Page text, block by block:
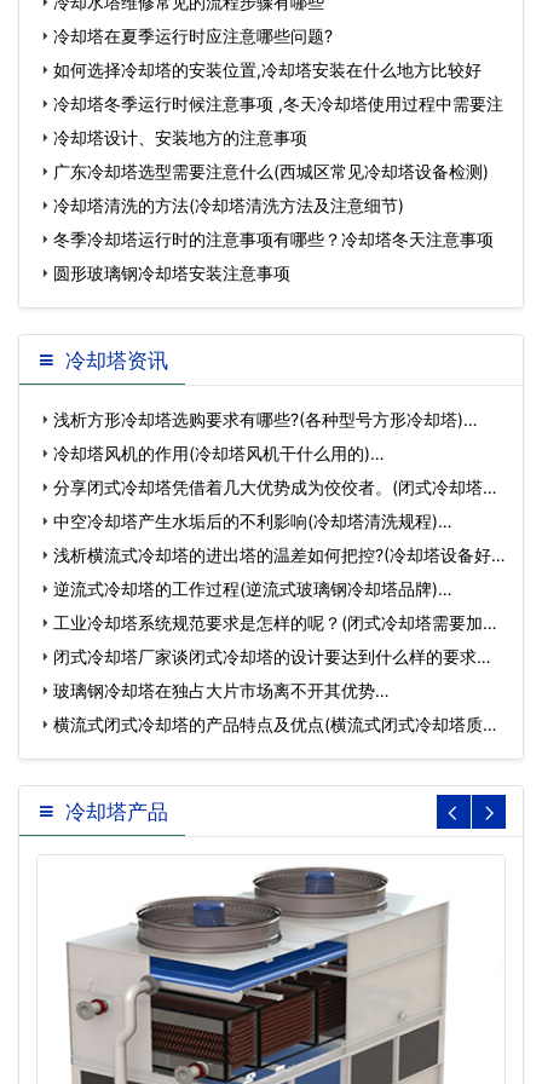
冷却塔在夏季运行时应注意哪些问题?
如何选择冷却塔的安装位置,冷却塔安装在什么地方比较好
冷却塔冬季运行时候注意事项 ,冬天冷却塔使用过程中需要注
冷却塔设计、安装地方的注意事项
广东冷却塔选型需要注意什么(西城区常见冷却塔设备检测)
冷却塔清洗的方法(冷却塔清洗方法及注意细节)
冬季冷却塔运行时的注意事项有哪些？冷却塔冬天注意事项
圆形玻璃钢冷却塔安装注意事项
冷却塔资讯
浅析方形冷却塔选购要求有哪些?(各种型号方形冷却塔)…
冷却塔风机的作用(冷却塔风机干什么用的)…
分享闭式冷却塔凭借着几大优势成为佼佼者。(闭式冷却塔介
绍…中空冷却塔产生水垢后的不利影响(冷却塔清洗规程)…
浅析横流式冷却塔的进出塔的温差如何把控?(冷却塔设备好
坏…逆流式冷却塔的工作过程(逆流式玻璃钢冷却塔品牌)…
工业冷却塔系统规范要求是怎样的呢？(闭式冷却塔需要加药
么)…
闭式冷却塔厂家谈闭式冷却塔的设计要达到什么样的要求…
玻璃钢冷却塔在独占大片市场离不开其优势…
横流式闭式冷却塔的产品特点及优点(横流式闭式冷却塔质量
好…
冷却塔产品